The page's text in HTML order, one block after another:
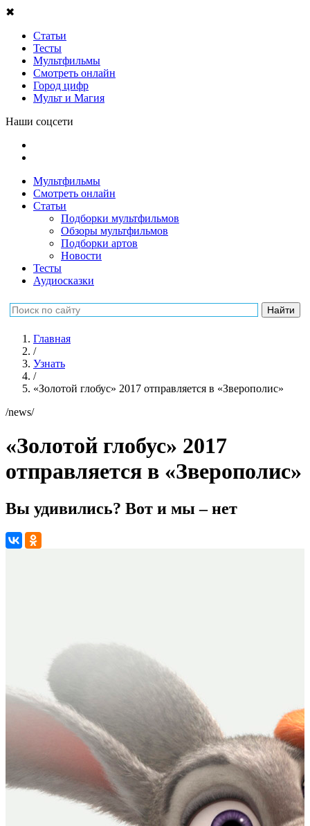
✖
Статьи
Тесты
Мультфильмы
Смотреть онлайн
Город цифр
Мульт и Магия
Наши соцсети
Мультфильмы
Смотреть онлайн
Статьи
Подборки мультфильмов
Обзоры мультфильмов
Подборки артов
Новости
Тесты
Аудиосказки
Главная
/
Узнать
/
«Золотой глобус» 2017 отправляется в «Зверополис»
/news/
«Золотой глобус» 2017
отправляется в «Зверополис»
Вы удивились? Вот и мы – нет